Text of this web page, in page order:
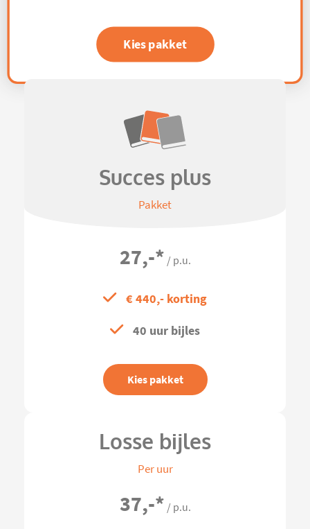
Kies pakket
Succes plus
Pakket
27,-* / p.u.
€ 440,- korting
40 uur bijles
Kies pakket
Losse bijles
Per uur
37,-* / p.u.